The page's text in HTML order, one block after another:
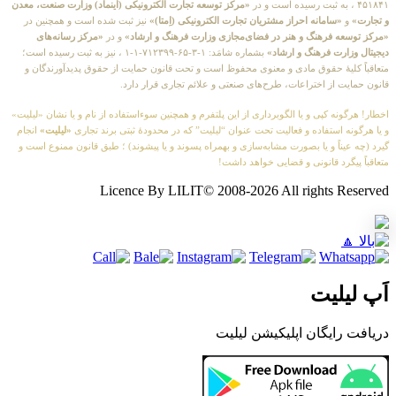
«مرکز توسعه تجارت الکترونیکی (اینماد) وزارت صنعت، معدن
«سامانه احراز مشتریان تجارت الکترونیکی (اِمتا)» نیز ثبت شده است و همچنین در
فرهنگ و هنر در فضای‌مجازی وزارت فرهنگ و ارشاد»و در«مرکز رسانه‌های
فرهنگ و ارشاد»
بشماره شامَد: ۱-۳-۶۵-۷۱۲۳۹۹-۱-۱ ، نیز به ثبت رسیده است؛
حقوق مادی و معنوی محفوظ است و تحت قانون حمایت از حقوق پدیدآورندگان و
از اختراعات، طرح‌های صنعتی و علائم تجاری قرار دارد.
کپی و یا الگوبرداری از این پلتفرم و همچنین سوءاستفاده از نام و یا نشان «لیلیت»
استفاده و فعالیت تحت عنوان “لیلیت” که در محدودهٔ ثبتی برند تجاری«لیلیت»انجام
و یا بصورت مشابه‌سازی و بهمراه پسوند و یا پیشوند) ؛ طبق قانون ممنوع است و
قانونی و قضایی خواهد داشت!
Licence By LILIT© 2008-2026 All rights
اپلیکیشن لیلیت